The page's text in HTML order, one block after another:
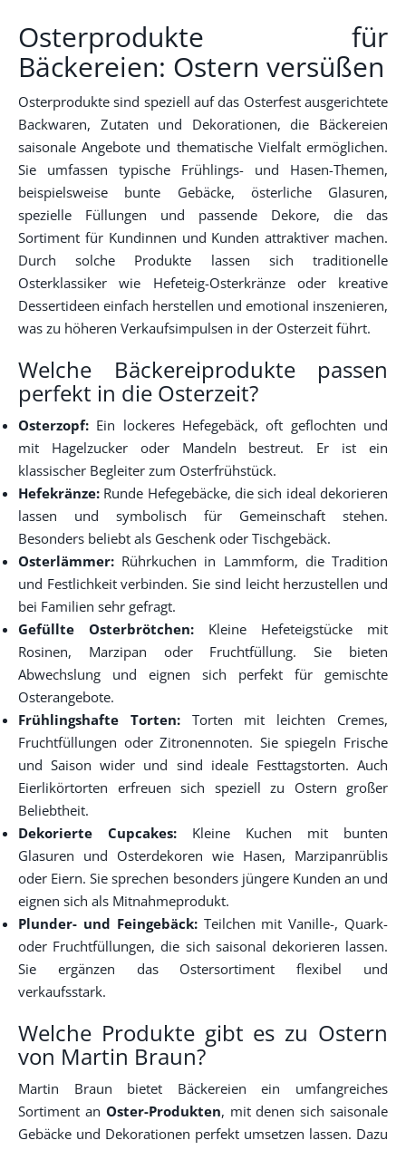
Osterprodukte für
Bäckereien: Ostern versüßen
Osterprodukte sind speziell auf das Osterfest ausgerichtete
Backwaren, Zutaten und Dekorationen, die Bäckereien
saisonale Angebote und thematische Vielfalt ermöglichen.
Sie umfassen typische Frühlings- und Hasen-Themen,
beispielsweise bunte Gebäcke, österliche Glasuren,
spezielle Füllungen und passende Dekore, die das
Sortiment für Kundinnen und Kunden attraktiver machen.
Durch solche Produkte lassen sich traditionelle
Osterklassiker wie Hefeteig-Osterkränze oder kreative
Dessertideen einfach herstellen und emotional inszenieren,
was zu höheren Verkaufsimpulsen in der Osterzeit führt.
Welche Bäckereiprodukte passen
perfekt in die Osterzeit?
Osterzopf: Ein lockeres Hefegebäck, oft geflochten und
mit Hagelzucker oder Mandeln bestreut. Er ist ein
klassischer Begleiter zum Osterfrühstück.
Hefekränze: Runde Hefegebäcke, die sich ideal dekorieren
lassen und symbolisch für Gemeinschaft stehen.
Besonders beliebt als Geschenk oder Tischgebäck.
Osterlämmer: Rührkuchen in Lammform, die Tradition
und Festlichkeit verbinden. Sie sind leicht herzustellen und
bei Familien sehr gefragt.
Gefüllte Osterbrötchen: Kleine Hefeteigstücke mit
Rosinen, Marzipan oder Fruchtfüllung. Sie bieten
Abwechslung und eignen sich perfekt für gemischte
Osterangebote.
Frühlingshafte Torten:Torten mit leichten Cremes,
Fruchtfüllungen oder Zitronennoten. Sie spiegeln Frische
und Saison wider und sind ideale Festtagstorten. Auch
Eierlikörtorten erfreuen sich speziell zu Ostern großer
Beliebtheit.
Dekorierte Cupcakes: Kleine Kuchen mit bunten
Glasuren und Osterdekoren wie Hasen, Marzipanrüblis
oder Eiern. Sie sprechen besonders jüngere Kunden an und
eignen sich als Mitnahmeprodukt.
Plunder- und Feingebäck:Teilchen mit Vanille-, Quark-
oder Fruchtfüllungen, die sich saisonal dekorieren lassen.
Sie ergänzen das Ostersortiment flexibel und
verkaufsstark.
Welche Produkte gibt es zu Ostern
von Martin Braun?
Martin Braun bietet Bäckereien ein umfangreiches
Sortiment an Oster-Produkten, mit denen sich saisonale
Gebäcke und Dekorationen perfekt umsetzen lassen. Dazu